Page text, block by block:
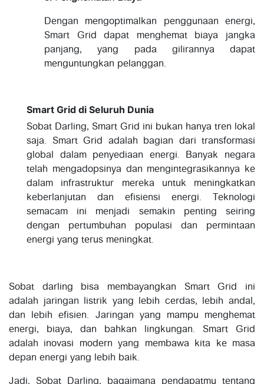
Dengan mengoptimalkan penggunaan energi,
Smart Grid dapat menghemat biaya jangka
panjang, yang pada gilirannya dapat
menguntungkan pelanggan.
Smart Grid di Seluruh Dunia
Sobat Darling, Smart Grid ini bukan hanya tren lokal
saja. Smart Grid adalah bagian dari transformasi
global dalam penyediaan energi. Banyak negara
telah mengadopsinya dan mengintegrasikannya ke
dalam infrastruktur mereka untuk meningkatkan
keberlanjutan dan efisiensi energi. Teknologi
semacam ini menjadi semakin penting seiring
dengan pertumbuhan populasi dan permintaan
energi yang terus meningkat.
Sobat darling bisa membayangkan Smart Grid ini
adalah jaringan listrik yang lebih cerdas, lebih andal,
dan lebih efisien. Jaringan yang mampu menghemat
energi, biaya, dan bahkan lingkungan. Smart Grid
adalah inovasi modern yang membawa kita ke masa
depan energi yang lebih baik.
Jadi, Sobat Darling, bagaimana pendapatmu tentang